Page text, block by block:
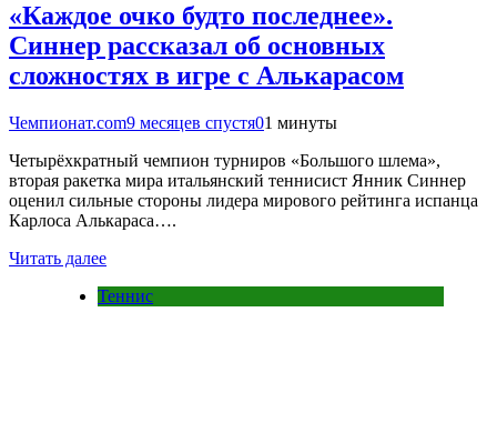
«Каждое очко будто последнее».
Синнер рассказал об основных
сложностях в игре с Алькарасом
Чемпионат.com9 месяцев спустя01 минуты
Четырёхкратный чемпион турниров «Большого шлема»,
вторая ракетка мира итальянский теннисист Янник Синнер
оценил сильные стороны лидера мирового рейтинга испанца
Карлоса Алькараса….
Читать далее
Теннис